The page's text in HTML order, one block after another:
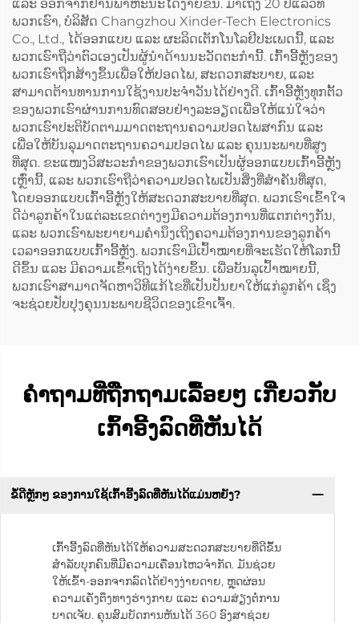
ແລະ ອອກຈາກຢານພາຫະນະໄດ້ງ່າຍຂຶ້ນ. ມາເຖິງ 20 ປີແລ້ວທີ່
ພວກເຮົາ, ບໍລິສັດ Changzhou Xinder-Tech Electronics
Co., Ltd., ໄດ້ອອກແບບ ແລະ ຜະລິດເຕັກໂນໂລຢີປະເພດນີ້, ແລະ
ພວກເຮົາຖືວ່າຕົວເອງເປັນຜູ້ນຳດ້ານນະວັດຕະກຳນີ້. ເກົ້າອີ້ຫຼັງຂອງ
ພວກເຮົາຖືກສ້າງຂຶ້ນເພື່ອໃຫ້ປອດໄພ, ສະດວກສະບາຍ, ແລະ
ສາມາດຕ້ານທານການໃຊ້ງານປະຈຳວັນໄດ້ຢ່າງດີ. ເກົ້າອີ້ຫຼັງທຸກຕັ້ວ
ຂອງພວກເຮົາຜ່ານການທົດສອບຢ່າງລະອຽດເພື່ອໃຫ້ແນ່ໃຈວ່າ
ພວກເຮົາປະຕິບັດຕາມມາດຕະຖານຄວາມປອດໄພສາກົນ ແລະ
ເພື່ອໃຫ້ບັນລຸມາດຕະຖານຄວາມປອດໄພ ແລະ ຄຸນນະພາບທີ່ສູງ
ທີ່ສຸດ. ຂະແໜງວິສະວະກຳຂອງພວກເຮົາເປັນຜູ້ອອກແບບເກົ້າອີ້ຫຼັງ
ເຫຼົ່ານີ້, ແລະ ພວກເຮົາຖືວ່າຄວາມປອດໄພເປັນສິ່ງທີ່ສຳຄັນທີ່ສຸດ,
ໂດຍອອກແບບເກົ້າອີ້ຫຼັງໃຫ້ສະດວກສະບາຍທີ່ສຸດ. ພວກເຮົາເຂົ້າໃຈ
ດີວ່າລູກຄ້າໃນແຕ່ລະເຂດຕ່າງໆມີຄວາມຕ້ອງການທີ່ແຕກຕ່າງກັນ,
ແລະ ພວກເຮົາພະຍາຍາມຄຳນຶງເຖິງຄວາມຕ້ອງການຂອງລູກຄ້າ
ເວລາອອກແບບເກົ້າອີ້ຫຼັງ. ພວກເຮົາມີເປົ້າໝາຍທີ່ຈະເຮັດໃຫ້ໂລກນີ້
ດີຂຶ້ນ ແລະ ມີຄວາມເຂົ້າເຖິງໄດ້ງ່າຍຂຶ້ນ. ເພື່ອບັນລຸເປົ້າໝາຍນີ້,
ພວກເຮົາສາມາດຈັດຫາວິທີແກ້ໄຂທີ່ເປັນປັນຍາໃຫ້ແກ່ລູກຄ້າ ເຊິ່ງ
ຈະຊ່ວຍປັບປຸງຄຸນນະພາບຊີວິດຂອງເຂົາເຈົ້າ.
ຄຳຖາມທີ່ຖືກຖາມເລື້ອຍໆ ເກີ່ຍວກັບ
ເກົ້າອີ້ງລົດທີ່ຫັນໄດ້
ຂໍ້ດີຫຼັກໆ ຂອງການໃຊ້ເກົ້າອີ້ງລົດທີ່ຫັນໄດ້ແມ່ນຫຍັງ?
ເກົ້າອີ້ງລົດທີ່ຫັນໄດ້ໃຫ້ຄວາມສະດວກສະບາຍທີ່ດີຂຶ້ນ
ສຳລັບບຸກຄົນທີ່ມີຄວາມເຄື່ອນໄຫວຈຳກັດ. ມັນຊ່ວຍ
ໃຫ້ເຂົ້າ-ອອກຈາກລົດໄດ້ຢ່າງງ່າຍດາຍ, ຫຼຸດຜ່ອນ
ຄວາມເຄັ່ງຕຶງທາງຮ່າງກາຍ ແລະ ຄວາມສ່ຽງຕໍ່ການ
ບາດເຈັບ. ຄຸນສົມບັດການຫັນໄດ້ 360 ອົງສາຊ່ວຍ